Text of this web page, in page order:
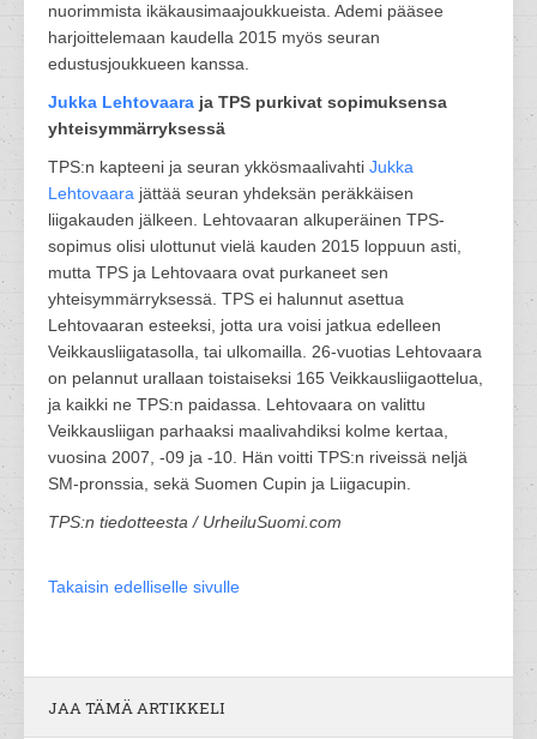
nuorimmista ikäkausimaajoukkueista. Ademi pääsee
harjoittelemaan kaudella 2015 myös seuran
edustusjoukkueen kanssa.
Jukka Lehtovaara ja TPS purkivat sopimuksensa
yhteisymmärryksessä
TPS:n kapteeni ja seuran ykkösmaalivahti Jukka
Lehtovaara jättää seuran yhdeksän peräkkäisen
liigakauden jälkeen. Lehtovaaran alkuperäinen TPS-
sopimus olisi ulottunut vielä kauden 2015 loppuun asti,
mutta TPS ja Lehtovaara ovat purkaneet sen
yhteisymmärryksessä. TPS ei halunnut asettua
Lehtovaaran esteeksi, jotta ura voisi jatkua edelleen
Veikkausliigatasolla, tai ulkomailla. 26-vuotias Lehtovaara
on pelannut urallaan toistaiseksi 165 Veikkausliigaottelua,
ja kaikki ne TPS:n paidassa. Lehtovaara on valittu
Veikkausliigan parhaaksi maalivahdiksi kolme kertaa,
vuosina 2007, -09 ja -10. Hän voitti TPS:n riveissä neljä
SM-pronssia, sekä Suomen Cupin ja Liigacupin.
TPS:n tiedotteesta / UrheiluSuomi.com
Takaisin edelliselle sivulle
JAA TÄMÄ ARTIKKELI